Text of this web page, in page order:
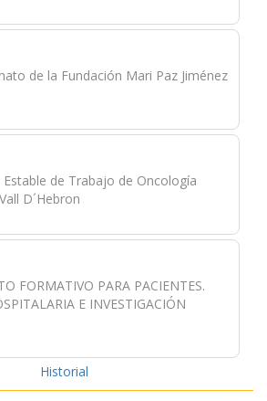
de la Fundación Mari Paz Jiménez
de Trabajo de Oncología
D´Hebron
FORMATIVO PARA PACIENTES.
E INVESTIGACIÓN
Historial